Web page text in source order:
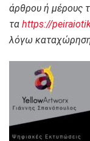
άρθρου ή μέρους
τα https://
λόγω